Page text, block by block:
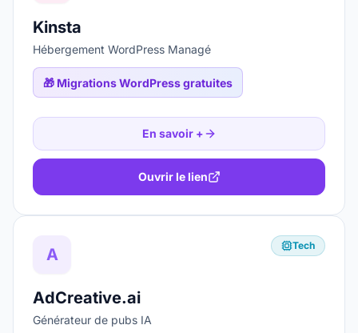
Kinsta
Hébergement WordPress Managé
🎁 Migrations WordPress gratuites
En savoir +
Ouvrir le lien
A Tech
AdCreative.ai
Générateur de pubs IA